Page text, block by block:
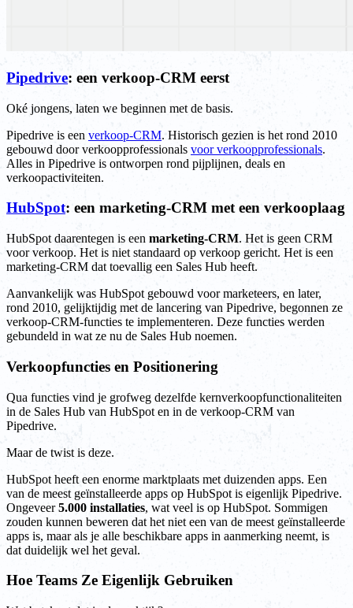
Pipedrive: een verkoop-CRM eerst
Oké jongens, laten we beginnen met de basis.
Pipedrive is een verkoop-CRM. Historisch gezien is het rond 2010
gebouwd door verkoopprofessionals voor verkoopprofessionals.
Alles in Pipedrive is ontworpen rond pijplijnen, deals en
verkoopactiviteiten.
HubSpot: een marketing-CRM met een verkooplaag
HubSpot daarentegen is een marketing-CRM. Het is geen CRM
voor verkoop. Het is niet standaard op verkoop gericht. Het is een
marketing-CRM dat toevallig een Sales Hub heeft.
Aanvankelijk was HubSpot gebouwd voor marketeers, en later,
rond 2010, gelijktijdig met de lancering van Pipedrive, begonnen ze
verkoop-CRM-functies te implementeren. Deze functies werden
gebundeld in wat ze nu de Sales Hub noemen.
Verkoopfuncties en Positionering
Qua functies vind je grofweg dezelfde kernverkoopfunctionaliteiten
in de Sales Hub van HubSpot en in de verkoop-CRM van
Pipedrive.
Maar de twist is deze.
HubSpot heeft een enorme marktplaats met duizenden apps. Een
van de meest geïnstalleerde apps op HubSpot is eigenlijk Pipedrive.
Ongeveer5.000 installaties, wat veel is op HubSpot. Sommigen
zouden kunnen beweren dat het niet een van de meest geïnstalleerde
apps is, maar als je alle beschikbare apps in aanmerking neemt, is
dat duidelijk wel het geval.
Hoe Teams Ze Eigenlijk Gebruiken